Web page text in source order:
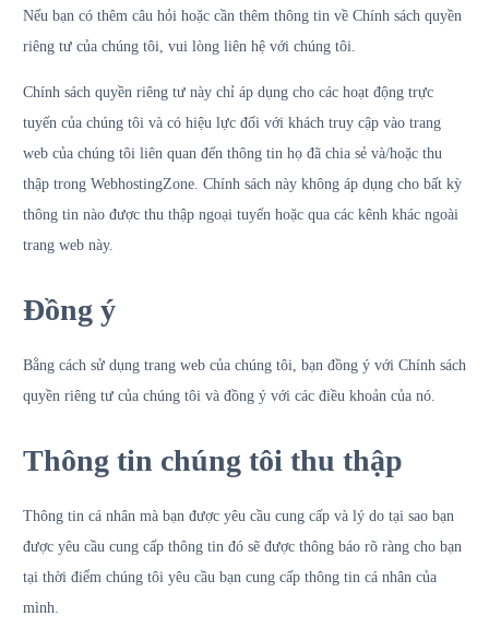
Nếu bạn có thêm câu hỏi hoặc cần thêm thông tin về Chính sách quyền
riêng tư của chúng tôi, vui lòng liên hệ với chúng tôi.
Chính sách quyền riêng tư này chỉ áp dụng cho các hoạt động trực
tuyến của chúng tôi và có hiệu lực đối với khách truy cập vào trang
web của chúng tôi liên quan đến thông tin họ đã chia sẻ và/hoặc thu
thập trong WebhostingZone. Chính sách này không áp dụng cho bất kỳ
thông tin nào được thu thập ngoại tuyến hoặc qua các kênh khác ngoài
trang web này.
Đồng ý
Bằng cách sử dụng trang web của chúng tôi, bạn đồng ý với Chính sách
quyền riêng tư của chúng tôi và đồng ý với các điều khoản của nó.
Thông tin chúng tôi thu thập
Thông tin cá nhân mà bạn được yêu cầu cung cấp và lý do tại sao bạn
được yêu cầu cung cấp thông tin đó sẽ được thông báo rõ ràng cho bạn
tại thời điểm chúng tôi yêu cầu bạn cung cấp thông tin cá nhân của
mình.